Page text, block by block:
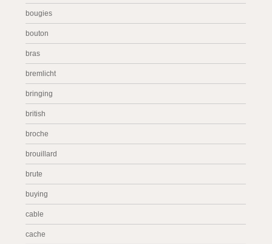
bougies
bouton
bras
bremlicht
bringing
british
broche
brouillard
brute
buying
cable
cache